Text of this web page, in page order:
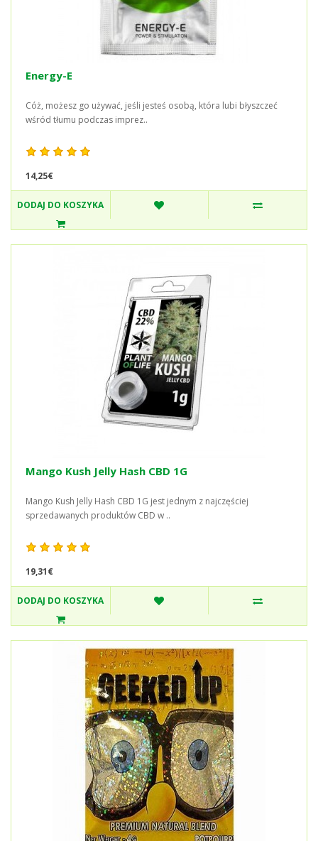
Energy-E
Cóż, możesz go używać, jeśli jesteś osobą, która lubi błyszczeć
wśród tłumu podczas imprez..
14,25€
DODAJ DO KOSZYKA
Mango Kush Jelly Hash CBD 1G
Mango Kush Jelly Hash CBD 1G jest jednym z najczęściej
sprzedawanych produktów CBD w ..
19,31€
DODAJ DO KOSZYKA